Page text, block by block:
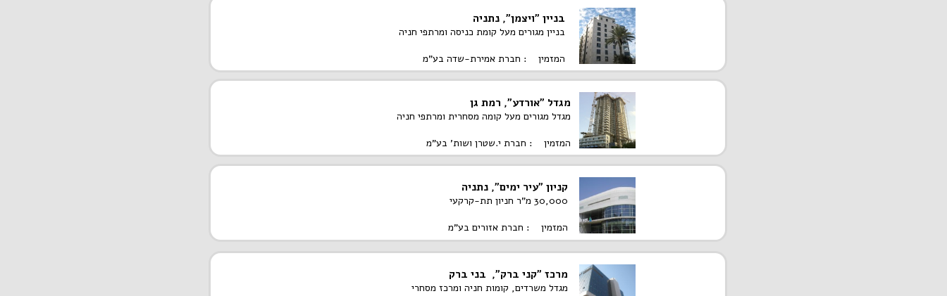
מגדל "אורדע", רמת גן
מגדל מגורים מעל קומה מסחרית ומרתפי חניה
המזמין : חברת י.שטרן ושות' בע"מ
קניון "עיר ימים", נתניה
30,000 מ"ר חניון תת-קרקעי
המזמין : חברת אזורים בע"מ
בניין "ויצמן", נתניה
בניין מגורים מעל קומת כניסה ומרתפי חניה
המזמין : חברת אמירת-שדה בע"מ
מרכז "קני ברק", בני ברק
מגדל משרדים, קומות חניה ומרכז מסחרי